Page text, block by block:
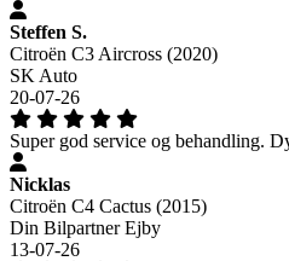
Steffen S.
Citroën C3 Aircross (2020)
SK Auto
20-07-26
Super god service og behandling.
Nicklas
Citroën C4 Cactus (2015)
Din Bilpartner Ejby
13-07-26